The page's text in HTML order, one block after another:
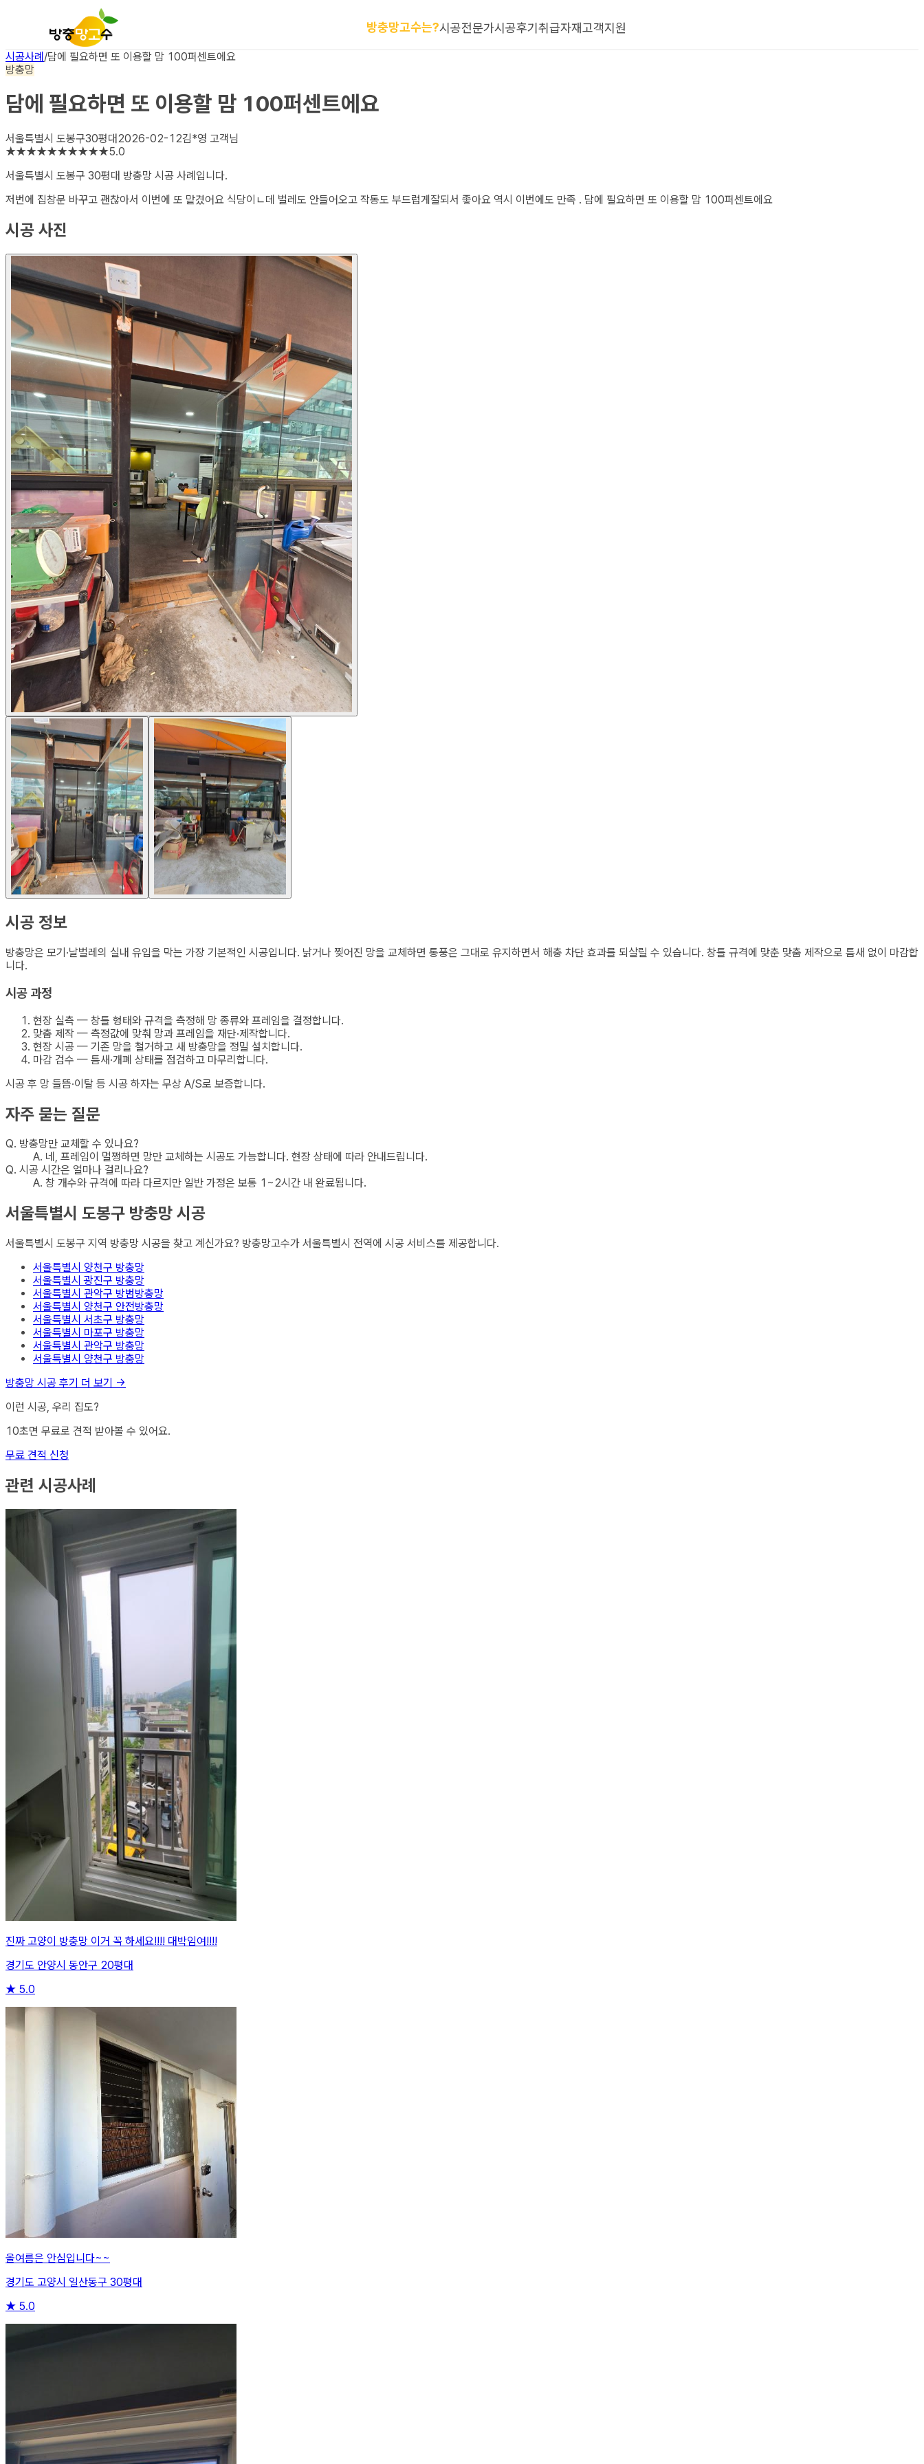
방충망고수는?시공전문가시공후기취급자재고객지원
시공사례/담에 필요하면 또 이용할 맘 100퍼센트에요
방충망
담에 필요하면 또 이용할 맘 100퍼센트에요
서울특별시 도봉구30평대2026-02-12김*영 고객님
★★★★★★★★★★5.0
서울특별시 도봉구 30평대 방충망 시공 사례입니다.
저번에 집창문 바꾸고 괜찮아서 이번에 또 맡겼어요 식당이ㄴ데 벌레도 안들어오고 작동도 부드럽게잘되서 좋아요 역시 이번에도 만족 . 담에 필요하면 또 이용할 맘 100퍼센트에요
시공 사진
시공 정보
방충망은 모기·날벌레의 실내 유입을 막는 가장 기본적인 시공입니다. 낡거나 찢어진 망을 교체하면 통풍은 그대로 유지하면서 해충 차단 효과를 되살릴 수 있습니다. 창틀 규격에 맞춘 맞춤 제작으로 틈새 없이 마감합
니다.
시공 과정
현장 실측 — 창틀 형태와 규격을 측정해 망 종류와 프레임을 결정합니다.
맞춤 제작 — 측정값에 맞춰 망과 프레임을 재단·제작합니다.
현장 시공 — 기존 망을 철거하고 새 방충망을 정밀 설치합니다.
마감 검수 — 틈새·개폐 상태를 점검하고 마무리합니다.
시공 후 망 들뜸·이탈 등 시공 하자는 무상 A/S로 보증합니다.
자주 묻는 질문
Q. 방충망만 교체할 수 있나요?
A. 네, 프레임이 멀쩡하면 망만 교체하는 시공도 가능합니다. 현장 상태에 따라 안내드립니다.
Q. 시공 시간은 얼마나 걸리나요?
A. 창 개수와 규격에 따라 다르지만 일반 가정은 보통 1~2시간 내 완료됩니다.
서울특별시 도봉구 방충망 시공
서울특별시 도봉구 지역 방충망 시공을 찾고 계신가요? 방충망고수가 서울특별시 전역에 시공 서비스를 제공합니다.
서울특별시 양천구 방충망
서울특별시 광진구 방충망
서울특별시 관악구 방범방충망
서울특별시 양천구 안전방충망
서울특별시 서초구 방충망
서울특별시 마포구 방충망
서울특별시 관악구 방충망
서울특별시 양천구 방충망
방충망 시공 후기 더 보기 →
이런 시공, 우리 집도?
10초면 무료로 견적 받아볼 수 있어요.
무료 견적 신청
관련 시공사례
진짜 고양이 방충망 이거 꼭 하세요!!!! 대박임여!!!!
경기도 안양시 동안구 20평대
★ 5.0
올여름은 안심입니다~~
경기도 고양시 일산동구 30평대
★ 5.0